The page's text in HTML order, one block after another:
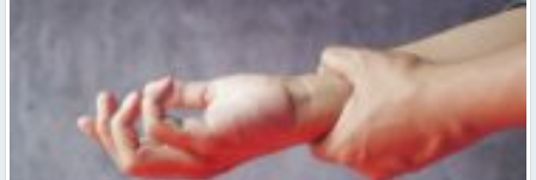
KINO, KAS AIZRAUJ: LEĢENDAS, SUPERVAROŅI UN ANIMĀCIJAS MAĢIJA